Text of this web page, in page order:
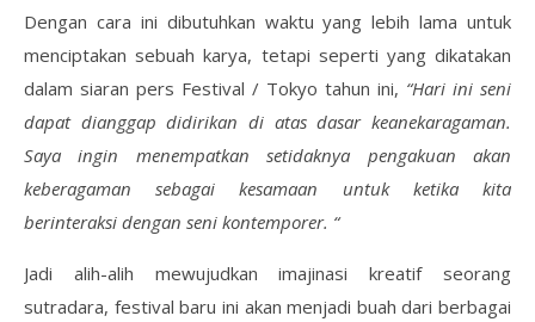
Dengan cara ini dibutuhkan waktu yang lebih lama untuk
menciptakan sebuah karya, tetapi seperti yang dikatakan
dalam siaran pers Festival / Tokyo tahun ini, “Hari ini seni
dapat dianggap didirikan di atas dasar keanekaragaman.
Saya ingin menempatkan setidaknya pengakuan akan
keberagaman sebagai kesamaan untuk ketika kita
berinteraksi dengan seni kontemporer. “
Jadi alih-alih mewujudkan imajinasi kreatif seorang
sutradara, festival baru ini akan menjadi buah dari berbagai